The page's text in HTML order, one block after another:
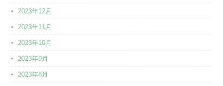
2023年12月
2023年11月
2023年10月
2023年9月
2023年8月